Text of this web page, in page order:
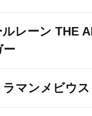
レーン THE
ー
マンメビウ